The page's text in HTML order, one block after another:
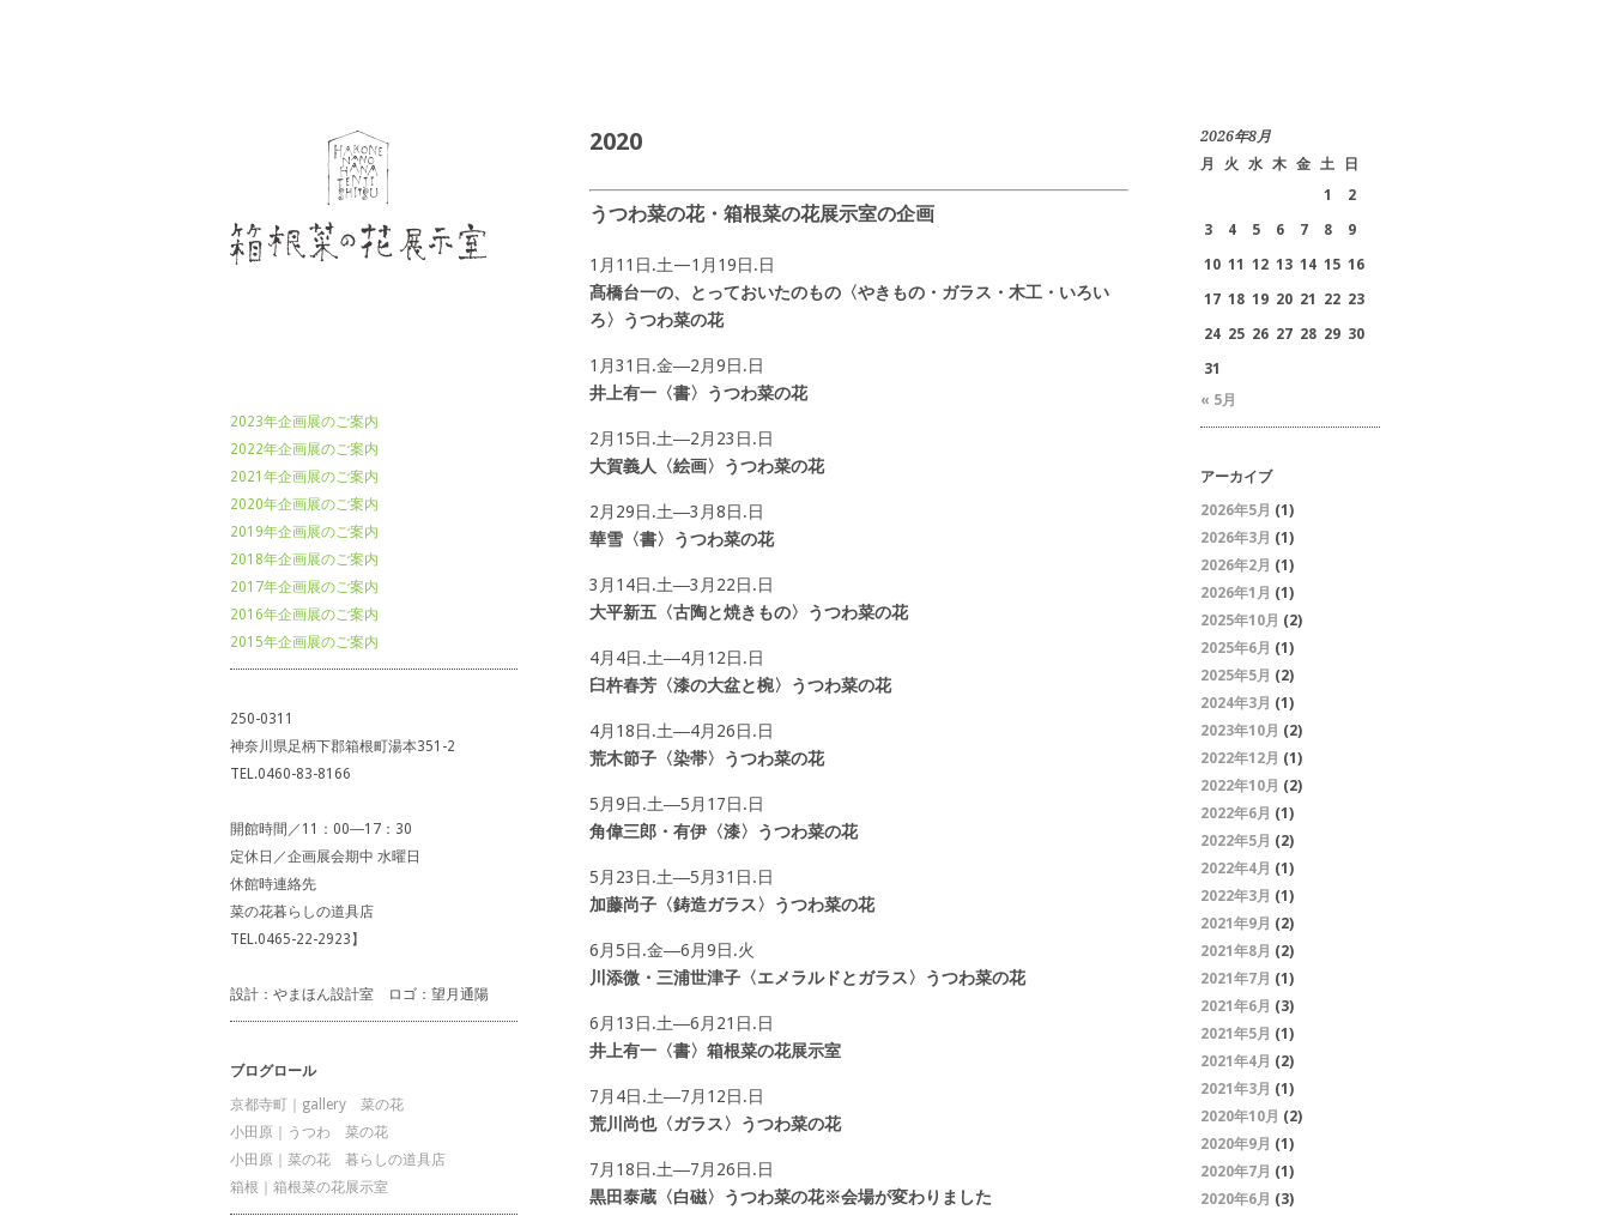
2023年企画展のご案内
2022年企画展のご案内
2021年企画展のご案内
2020年企画展のご案内
2019年企画展のご案内
2018年企画展のご案内
2017年企画展のご案内
2016年企画展のご案内
2015年企画展のご案内
250-0311
神奈川県足柄下郡箱根町湯本351-2
TEL.0460-83-8166
開館時間／11：00―17：30
定休日／企画展会期中 水曜日
休館時連絡先
菜の花暮らしの道具店
TEL.0465-22-2923】
設計：やまほん設計室 ロゴ：望月通陽
ブログロール
京都寺町｜gallery 菜の花
小田原｜うつわ 菜の花
小田原｜菜の花 暮らしの道具店
箱根｜箱根菜の花展示室
2020
うつわ菜の花・箱根菜の花展示室の企画
1月11日.土—1月19日.日
髙橋台一の、とっておいたのもの〈やきもの・ガラス・木工・いろい
ろ〉うつわ菜の花
1月31日.金―2月9日.日
井上有一〈書〉うつわ菜の花
2月15日.土―2月23日.日
大賀義人〈絵画〉うつわ菜の花
2月29日.土―3月8日.日
華雪〈書〉うつわ菜の花
3月14日.土―3月22日.日
大平新五〈古陶と焼きもの〉うつわ菜の花
4月4日.土―4月12日.日
臼杵春芳〈漆の大盆と椀〉うつわ菜の花
4月18日.土―4月26日.日
荒木節子〈染帯〉うつわ菜の花
5月9日.土―5月17日.日
角偉三郎・有伊〈漆〉うつわ菜の花
5月23日.土―5月31日.日
加藤尚子〈鋳造ガラス〉うつわ菜の花
6月5日.金―6月9日.火
川添微・三浦世津子〈エメラルドとガラス〉うつわ菜の花
6月13日.土―6月21日.日
井上有一〈書〉箱根菜の花展示室
7月4日.土―7月12日.日
荒川尚也〈ガラス〉うつわ菜の花
7月18日.土―7月26日.日
黒田泰蔵〈白磁〉うつわ菜の花※会場が変わりました
2026年8月
月
火 水 木 金 土
日
1
2
3 4 5 6 7 8 9
10 11 12 13 14 15 16
17 18 19 20 21 22 23
24 25 26 27 28 29 30
31
« 5月
アーカイブ
2026年5月 (1)
2026年3月 (1)
2026年2月 (1)
2026年1月 (1)
2025年10月 (2)
2025年6月 (1)
2025年5月 (2)
2024年3月 (1)
2023年10月 (2)
2022年12月 (1)
2022年10月 (2)
2022年6月 (1)
2022年5月 (2)
2022年4月 (1)
2022年3月 (1)
2021年9月 (2)
2021年8月 (2)
2021年7月 (1)
2021年6月 (3)
2021年5月 (1)
2021年4月 (2)
2021年3月 (1)
2020年10月 (2)
2020年9月 (1)
2020年7月 (1)
2020年6月 (3)